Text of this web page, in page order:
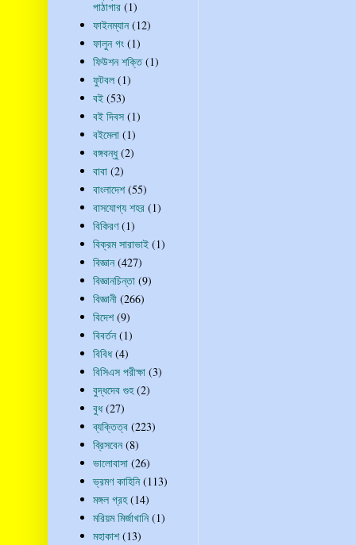
পাঠাগার (1)
ফাইনম্যান (12)
ফালুন গং (1)
ফিউশন শক্তি (1)
ফুটবল (1)
বই (53)
বই দিবস (1)
বইমেলা (1)
বঙ্গবন্ধু (2)
বাবা (2)
বাংলাদেশ (55)
বাসযোগ্য শহর (1)
বিকিরণ (1)
বিক্রম সারাভাই (1)
বিজ্ঞান (427)
বিজ্ঞানচিন্তা (9)
বিজ্ঞানী (266)
বিদেশ (9)
বিবর্তন (1)
বিবিধ (4)
বিসিএস পরীক্ষা (3)
বুদ্ধদেব গুহ (2)
বুধ (27)
ব্যক্তিত্ব (223)
ব্রিসবেন (8)
ভালোবাসা (26)
ভ্রমণ কাহিনি (113)
মঙ্গল গ্রহ (14)
মরিয়ম মির্জাখানি (1)
মহাকাশ (13)